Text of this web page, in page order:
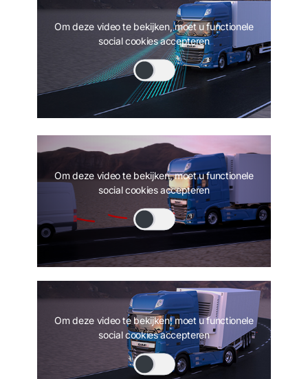
Om deze video te bekijken, moet u functionele
social cookies accepteren
Om deze video te bekijken, moet u functionele
social cookies accepteren
Om deze video te bekijken, moet u functionele
social cookies accepteren